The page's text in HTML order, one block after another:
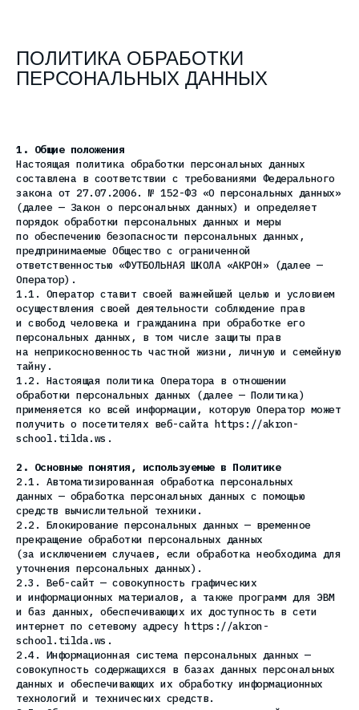
ПОЛИТИКА ОБРАБОТКИ
ПЕРСОНАЛЬНЫХ ДАННЫХ
1. Общие положения
Настоящая политика обработки персональных данных
составлена в соответствии с требованиями Федерального
закона от 27.07.2006. № 152-ФЗ «О персональных данных»
(далее — Закон о персональных данных) и определяет
порядок обработки персональных данных и меры
по обеспечению безопасности персональных данных,
предпринимаемые Общество с ограниченной
ответственностью «ФУТБОЛЬНАЯ ШКОЛА «АКРОН» (далее —
Оператор).
1.1. Оператор ставит своей важнейшей целью и условием
осуществления своей деятельности соблюдение прав
и свобод человека и гражданина при обработке его
персональных данных, в том числе защиты прав
на неприкосновенность частной жизни, личную и семейную
тайну.
1.2. Настоящая политика Оператора в отношении
обработки персональных данных (далее — Политика)
применяется ко всей информации, которую Оператор может
получить о посетителях веб-сайта https://akron-
school.tilda.ws.
2. Основные понятия, используемые в Политике
2.1. Автоматизированная обработка персональных
данных — обработка персональных данных с помощью
средств вычислительной техники.
2.2. Блокирование персональных данных — временное
прекращение обработки персональных данных
(за исключением случаев, если обработка необходима для
уточнения персональных данных).
2.3. Веб-сайт — совокупность графических
и информационных материалов, а также программ для ЭВМ
и баз данных, обеспечивающих их доступность в сети
интернет по сетевому адресу https://akron-
school.tilda.ws.
2.4. Информационная система персональных данных —
совокупность содержащихся в базах данных персональных
данных и обеспечивающих их обработку информационных
технологий и технических средств.